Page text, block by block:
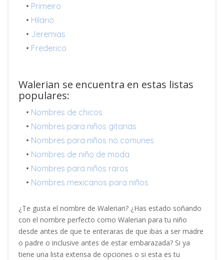
• Primeiro
• Hilario
• Jeremias
• Frederico
Walerian se encuentra en estas listas
populares:
• Nombres de chicos
• Nombres para niños gitanas
• Nombres para niños no comunes
• Nombres de niño de moda
• Nombres para niños raros
• Nombres mexicanos para niños
¿Te gusta el nombre de Walerian? ¿Has estado soñando
con el nombre perfecto como Walerian para tu niño
desde antes de que te enteraras de que ibas a ser madre
o padre o inclusive antes de estar embarazada? Si ya
tiene una lista extensa de opciones o si esta es tu